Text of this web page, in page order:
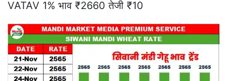
VATAV 1% भाव ₹2660 तेजी ₹10